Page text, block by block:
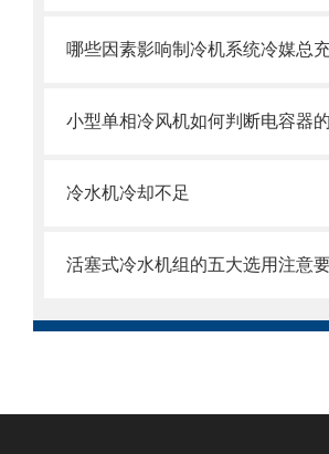
哪些因素影响制冷机系统冷媒总
小型单相冷风机如何判断电容器
冷水机冷却不足
活塞式冷水机组的五大选用注意